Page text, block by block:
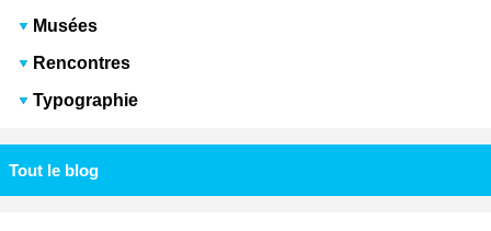
Musées
Rencontres
Typographie
Tout le blog